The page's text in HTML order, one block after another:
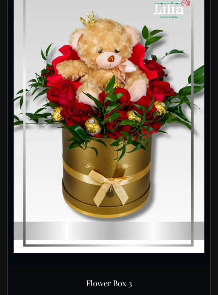
Flower Box 3